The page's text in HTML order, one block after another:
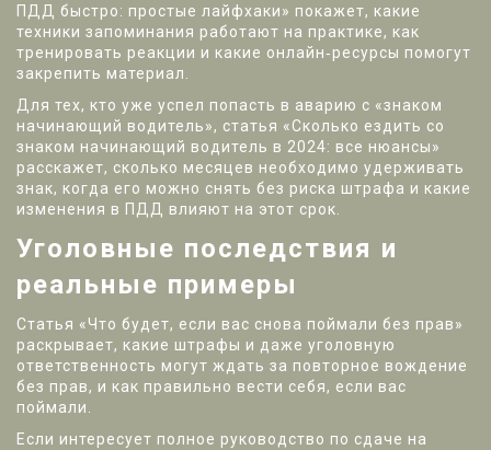
ПДД быстро: простые лайфхаки» покажет, какие
техники запоминания работают на практике, как
тренировать реакции и какие онлайн‑ресурсы помогут
закрепить материал.
Для тех, кто уже успел попасть в аварию с «знаком
начинающий водитель», статья «Сколько ездить со
знаком начинающий водитель в 2024: все нюансы»
расскажет, сколько месяцев необходимо удерживать
знак, когда его можно снять без риска штрафа и какие
изменения в ПДД влияют на этот срок.
Уголовные последствия и
реальные примеры
Статья «Что будет, если вас снова поймали без прав»
раскрывает, какие штрафы и даже уголовную
ответственность могут ждать за повторное вождение
без прав, и как правильно вести себя, если вас
поймали.
Если интересует полное руководство по сдаче на